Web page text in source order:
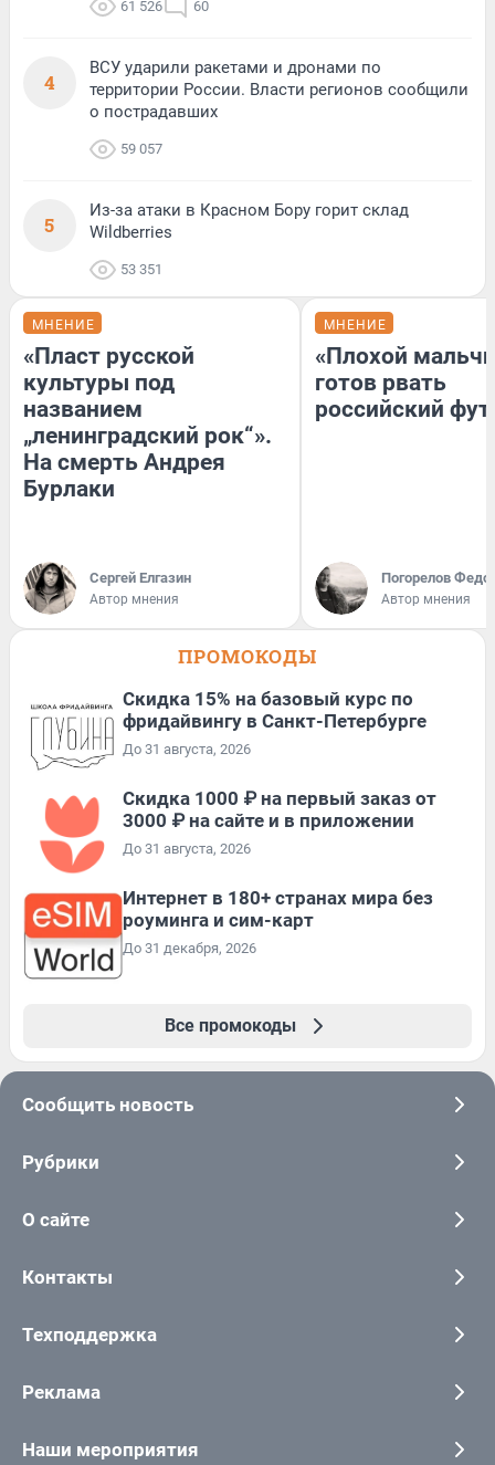
61 526 60
4
ВСУ ударили ракетами и дронами по
территории России. Власти регионов сообщили
о пострадавших
59 057
5
Из-за атаки в Красном Бору горит склад
Wildberries
53 351
МНЕНИЕ
«Пласт русской
культуры под
названием
„ленинградский рок“».
На смерть Андрея
Бурлаки
Сергей Елгазин
Автор мнения
МНЕНИЕ
«Плохой
готов рвать
российский
Погорелов
Автор мнения
ПРОМОКОДЫ
Скидка 15% на базовый курс по
фридайвингу в Санкт-Петербурге
До 31 августа, 2026
Скидка 1000 ₽ на первый заказ от
3000 ₽ на сайте и в приложении
До 31 августа, 2026
Интернет в 180+ странах мира без
роуминга и сим-карт
До 31 декабря, 2026
Все промокоды
Сообщить новость
Рубрики
О сайте
Контакты
Техподдержка
Реклама
Наши мероприятия